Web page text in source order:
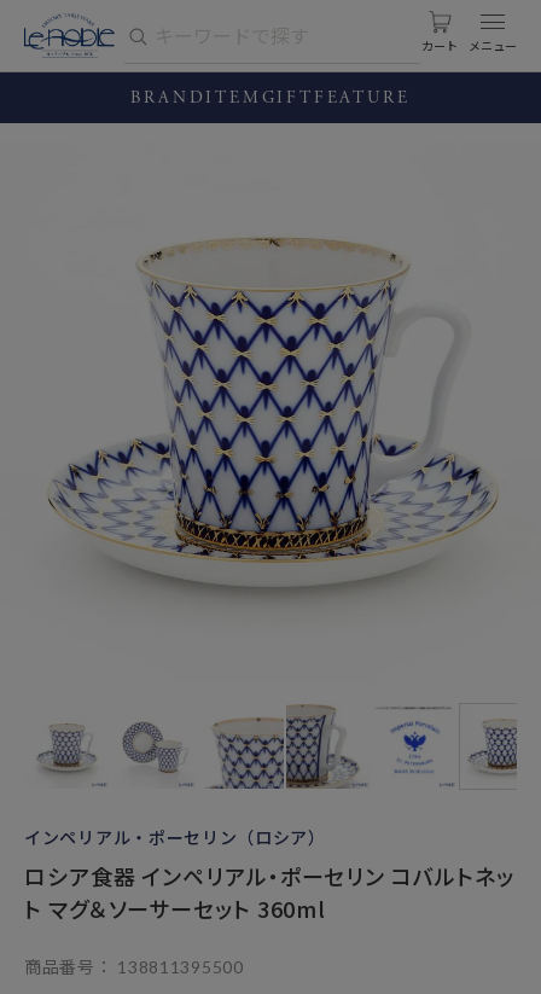
カート
BRANDITEM GIFT FEATURE
インペリアル・ポーセリン（ロシア）
ロシア食器 インペリアル・ポーセリン コバルトネッ
ト マグ＆ソーサーセット 360ml
商品番号 138811395500